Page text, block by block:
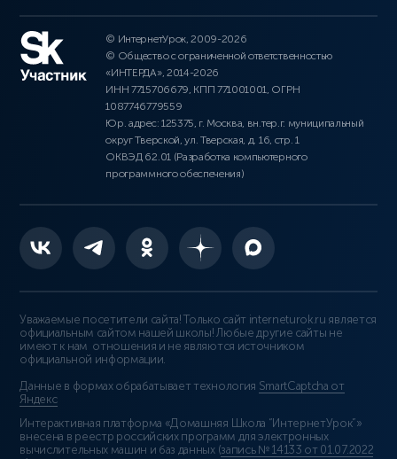
© ИнтернетУрок, 2009-2026
© Общество с ограниченной ответственностью
«ИНТЕРДА», 2014-2026
ИНН 7715706679, КПП 771001001, ОГРН
1087746779559
Юр. адрес: 125375, г. Москва, вн.тер.г. муниципальный
округ Тверской, ул. Тверская, д. 16, стр. 1
ОКВЭД 62.01 (Разработка компьютерного
программного обеспечения)
Уважаемые посетители сайта! Только сайт interneturok.ru является
официальным сайтом нашей школы! Любые другие сайты не
имеют к нам отношения и не являются источником
официальной информации.
Данные в формах обрабатывает технология SmartCaptcha от
Яндекс
Интерактивная платформа «Домашняя Школа “ИнтернетУрок”»
внесена в реестр российских программ для электронных
вычислительных машин и баз данных (запись № 14133 от 01.07.2022